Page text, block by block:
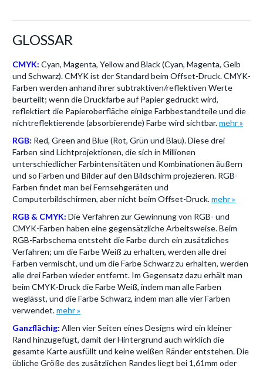
GLOSSAR
CMYK: Cyan, Magenta, Yellow and Black (Cyan, Magenta, Gelb
und Schwarz). CMYK ist der Standard beim Offset-Druck. CMYK-
Farben werden anhand ihrer subtraktiven/reflektiven Werte
beurteilt; wenn die Druckfarbe auf Papier gedruckt wird,
reflektiert die Papieroberfläche einige Farbbestandteile und die
nichtreflektierende (absorbierende) Farbe wird sichtbar.mehr »
RGB: Red, Green and Blue (Rot, Grün und Blau). Diese drei
Farben sind Lichtprojektionen, die sich in Millionen
unterschiedlicher Farbintensitäten und Kombinationen äußern
und so Farben und Bilder auf den Bildschirm projezieren. RGB-
Farben findet man bei Fernsehgeräten und
Computerbildschirmen, aber nicht beim Offset-Druck.mehr »
RGB & CMYK: Die Verfahren zur Gewinnung von RGB- und
CMYK-Farben haben eine gegensätzliche Arbeitsweise. Beim
RGB-Farbschema entsteht die Farbe durch ein zusätzliches
Verfahren; um die Farbe Weiß zu erhalten, werden alle drei
Farben vermischt, und um die Farbe Schwarz zu erhalten, werden
alle drei Farben wieder entfernt. Im Gegensatz dazu erhält man
beim CMYK-Druck die Farbe Weiß, indem man alle Farben
weglässt, und die Farbe Schwarz, indem man alle vier Farben
verwendet.mehr »
Ganzflächig: Allen vier Seiten eines Designs wird ein kleiner
Rand hinzugefügt, damit der Hintergrund auch wirklich die
gesamte Karte ausfüllt und keine weißen Ränder entstehen. Die
übliche Größe des zusätzlichen Randes liegt bei 1,61mm oder